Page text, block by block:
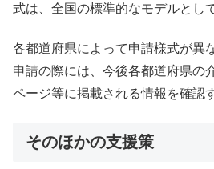
式は、全国の標準的なモデルとし
各都道府県によって申請様式が異
申請の際には、今後各都道府県の
ページ等に掲載される情報を確認
そのほかの支援策